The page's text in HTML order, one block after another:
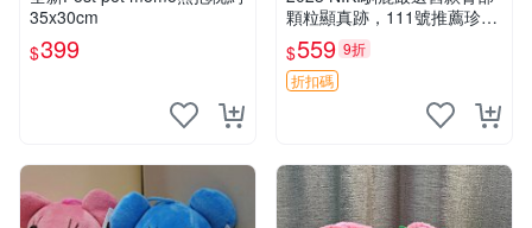
35x30cm
$399
顆粒顯真跡，111號推薦珍藏
品 馴鹿 舊款 尾巴顆粒
$559 9折
折扣碼